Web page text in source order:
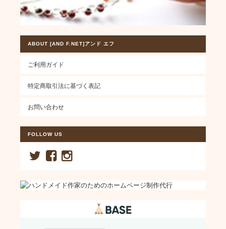
ABOUT [AND F.NET]アンド エフ
ご利用ガイド
特定商取引法に基づく表記
お問い合わせ
FOLLOW US